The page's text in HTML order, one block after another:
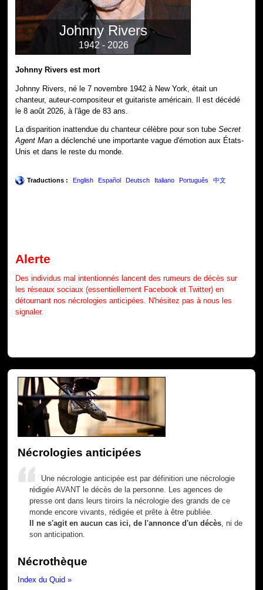
Johnny Rivers
1942 - 2026
Johnny Rivers est mort
Johnny Rivers, né le 7 novembre 1942 à New York, était un
chanteur, auteur-compositeur et guitariste américain. Il est décédé
le 8 août 2026, à l'âge de 83 ans.
La disparition inattendue du chanteur célèbre pour son tubeSecret
Agent Man a déclenché une importante vague d'émotion aux États-
Unis et dans le reste du monde.
Traductions : English Español Deutsch Italiano Português 中文
Alerte
Des individus mal intentionnés lancent des rumeurs de décès sur
les réseaux sociaux (essentiellement Facebook et Twitter) en
détournant nos nécrologies anticipées. N'hésitez pas à nous les
signaler.
Nécrologies anticipées
Une nécrologie anticipée est par définition une nécrologie
rédigée AVANT le décès de la personne. Les agences de
presse ont dans leurs tiroirs la nécrologie des grands de ce
monde encore vivants, rédigée et prête à être publiée.
Il ne s'agit en aucun cas ici, de l'annonce d'un décès , ni de
son anticipation.
Nécrothèque
Index du Quid »